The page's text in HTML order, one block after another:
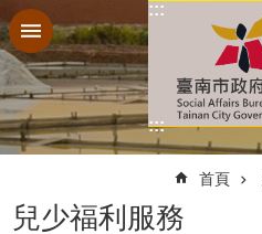
跳到主要內容區塊
:::
:::
首頁
兒少福利服務